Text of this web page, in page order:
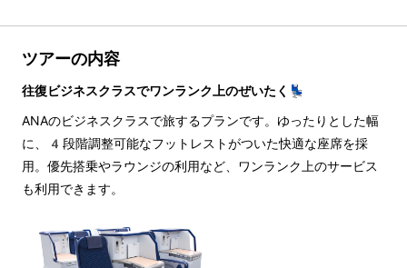
ツアーの内容
往復ビジネスクラスでワンランク上のぜいたく💺
ANAのビジネスクラスで旅するプランです。ゆったりとした幅
に、4段階調整可能なフットレストがついた快適な座席を採
用。優先搭乗やラウンジの利用など、ワンランク上のサービス
も利用できます。